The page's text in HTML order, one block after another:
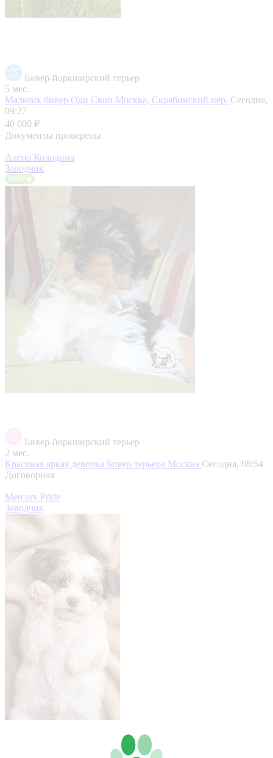
Бивер-йоркширский терьер
5 мес.
Мальчик бивер Оди Свон Москва, Скрябинский пер. Сегодня,
09:27
40 000 ₽
Документы проверены
Алена Колодина
Заводчик
Бивер-йоркширский терьер
2 мес.
Красивая яркая девочка Бивер терьера Москва Сегодня, 08:54
Договорная
Mercury Pride
Заводчик